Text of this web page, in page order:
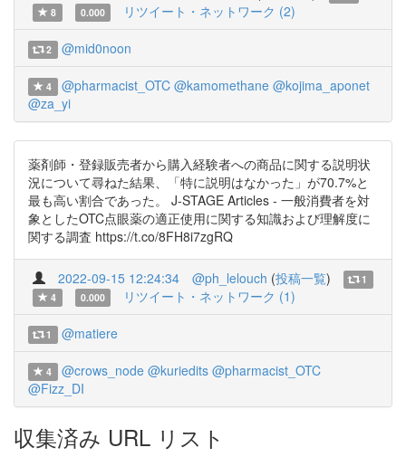
8
0.000 リツイート・ネットワーク (2)
2 @mid0noon
4 @pharmacist_OTC @kamomethane @kojima_aponet
@za_yi
薬剤師・登録販売者から購入経験者への商品に関する説明状
況について尋ねた結果、「特に説明はなかった」が70.7%と
最も高い割合であった。 J-STAGE Articles - 一般消費者を対
象としたOTC点眼薬の適正使用に関する知識および理解度に
関する調査 https://t.co/8FH8i7zgRQ
2022-09-15 12:24:34 @ph_lelouch (投稿一覧)
1
4
0.000 リツイート・ネットワーク (1)
1 @matiere
4 @crows_node @kuriedits @pharmacist_OTC
@Fizz_DI
収集済み URL リスト